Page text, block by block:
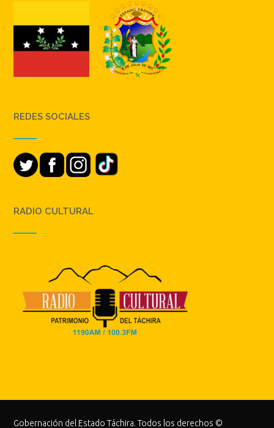
REDES SOCIALES
RADIO CULTURAL
Gobernación del Estado Táchira. Todos los derechos ©